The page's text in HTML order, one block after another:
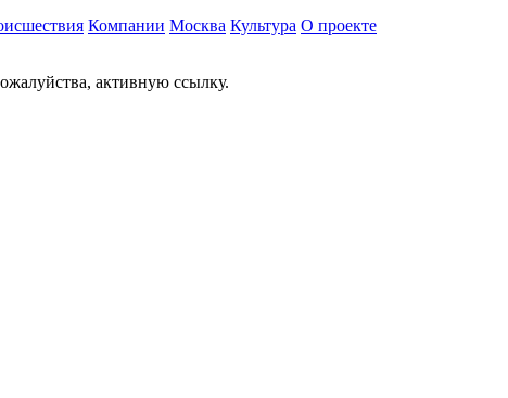
Компании Москва Культура О проекте
активную ссылку.